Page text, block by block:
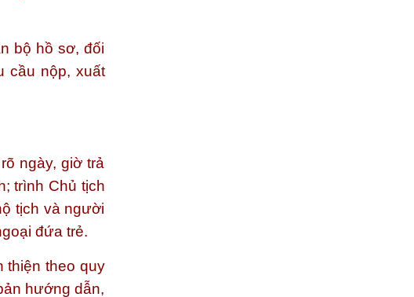
bộ hồ sơ, đối
cầu nộp, xuất
ngày, giờ trả
trình Chủ tịch
tịch và người
đứa trẻ.
thiện theo quy
hướng dẫn,